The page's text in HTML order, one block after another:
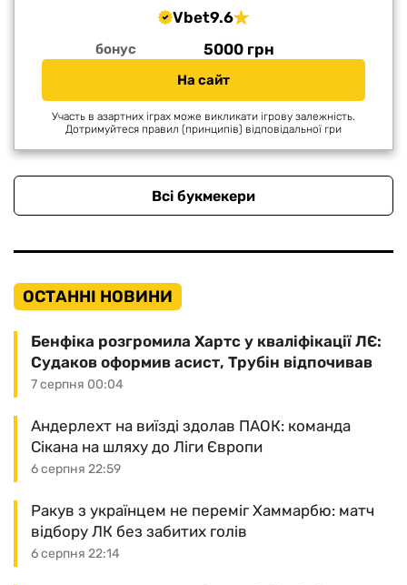
Vbet9.6
бонус 5000 грн
На сайт
Участь в азартних іграх може викликати ігрову залежність.
Дотримуйтеся правил (принципів) відповідальної гри
Всі букмекери
ОСТАННІ НОВИНИ
7 серпня 00:04
Бенфіка розгромила Хартс у кваліфікації ЛЄ:
Судаков оформив асист, Трубін відпочивав
6 серпня 22:59
Андерлехт на виїзді здолав ПАОК: команда
Сікана на шляху до Ліги Європи
6 серпня 22:14
Ракув з українцем не переміг Хаммарбю: матч
відбору ЛК без забитих голів